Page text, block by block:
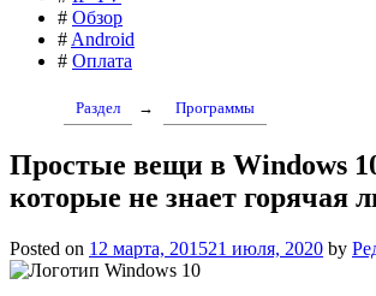
# Обзор
# Android
# Оплата
Раздел → Программы
Простые вещи в Windows
которые не знает горячая
Posted on 12 марта, 201521 июля, 2020 by